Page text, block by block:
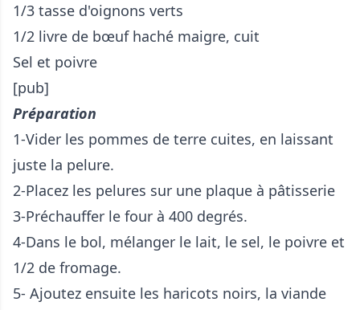
1/3 tasse d'oignons verts
1/2 livre de bœuf haché maigre, cuit
Sel et poivre
[pub]
Préparation
1-Vider les pommes de terre cuites, en laissant
juste la pelure.
2-Placez les pelures sur une plaque à pâtisserie
3-Préchauffer le four à 400 degrés.
4-Dans le bol, mélanger le lait, le sel, le poivre et
1/2 de fromage.
5- Ajoutez ensuite les haricots noirs, la viande